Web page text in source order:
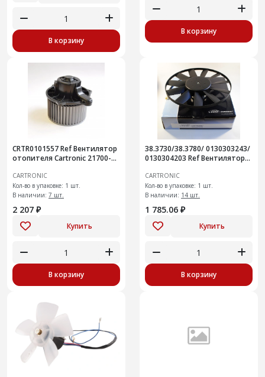
В корзину
В корзину
CRTR0101557 Ref Вентилятор
отопителя Cartronic 21700-
CARTRONIC
Кол-во в упаковке: 1 шт.
В наличии: 7 шт.
2 207 ₽
Купить
В корзину
38.3730/38.3780/ 0130303243/
0130304203 Ref Вентилятор
CTR0101472
CARTRONIC
Кол-во в упаковке: 1 шт.
В наличии: 14 шт.
1 785.06 ₽
Купить
В корзину